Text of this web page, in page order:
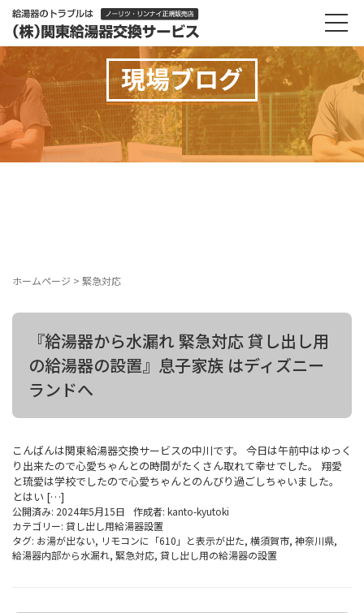
現場ブログ
ホームページ > 緊急対応
『給湯器から水漏れ 緊急対応 貸し出し用
の給湯器の設置』息子家族 はディズニー
ランドへ
こんばんは関東給湯器交換サービスの中川です。 今日は午前中はゆっく
り出来たので心愛ちゃんとの時間がたくさん取れて幸せでした。 翔愛
と琉愛は学校でしたので心愛ちゃんとのんびり過ごしちゃいました。
とはい […]
公開済み: 2024年5月15日 作成者: kanto-kyutoki
カテゴリー: 貸し出し用給湯器設置
タグ: お湯が出ない, リモコンに「610」と表示が出た, 横須賀市, 神奈川県,
給湯器内部から水漏れ, 緊急対応, 貸し出し用の給湯器の設置